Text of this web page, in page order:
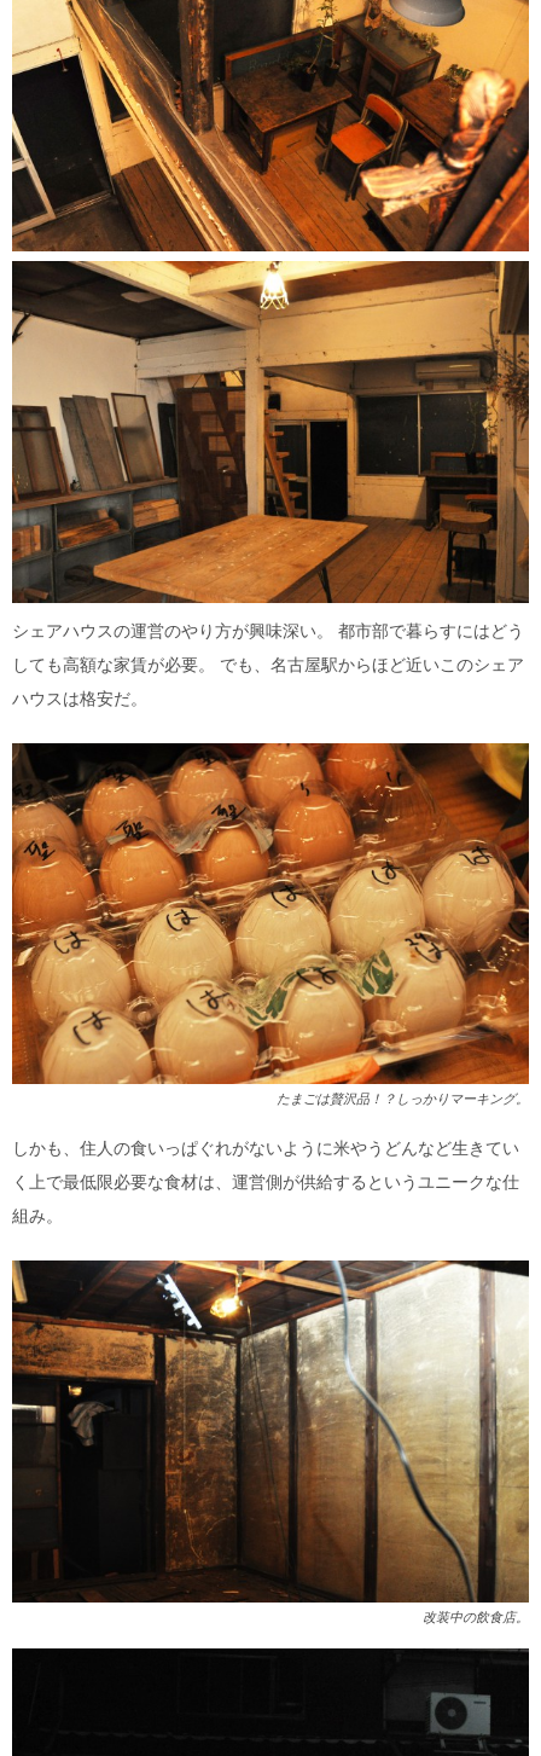
シェアハウスの運営のやり方が興味深い。 都市部で暮らすにはどう
しても高額な家賃が必要。 でも、名古屋駅からほど近いこのシェア
ハウスは格安だ。
たまごは贅沢品！？しっかりマーキング。
しかも、住人の食いっぱぐれがないように米やうどんなど生きてい
く上で最低限必要な食材は、運営側が供給するというユニークな仕
組み。
改装中の飲食店。